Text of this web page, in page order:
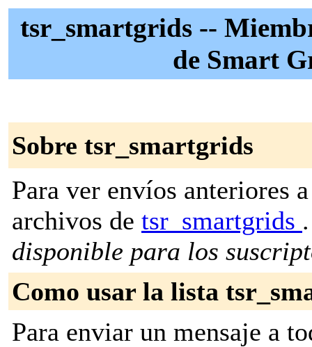
tsr_smartgrids --
de Smart
Sobre tsr_smartgrids
Para ver envíos anteriores
archivos de tsr_smartgrids
disponible para los
Como usar la lista
Para enviar un mensaje a